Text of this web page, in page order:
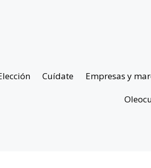
Cuídate Empresas y